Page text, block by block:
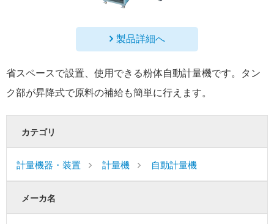
製品詳細へ
省スペースで設置、使用できる粉体自動計量機です。タン
ク部が昇降式で原料の補給も簡単に行えます。
カテゴリ
計量機器・装置 計量機 自動計量機
メーカ名